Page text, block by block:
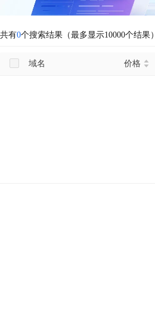
共有0个搜索结果（最多显示10000个结果）
域名 价格